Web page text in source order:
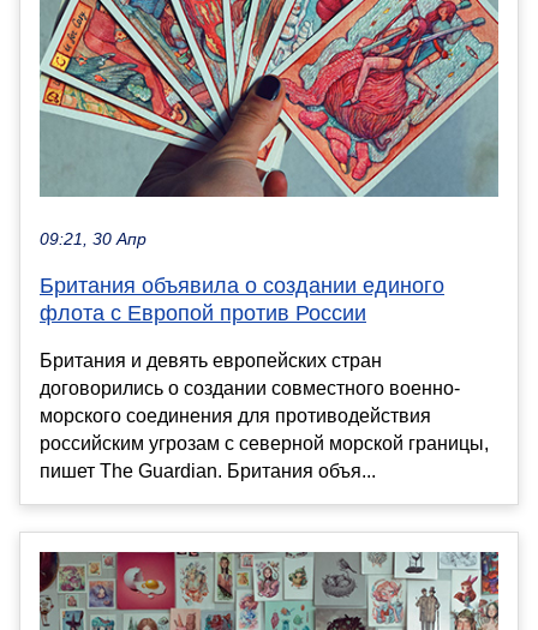
09:21, 30 Апр
Британия объявила о создании единого
флота с Европой против России
Британия и девять европейских стран
договорились о создании совместного военно-
морского соединения для противодействия
российским угрозам с северной морской границы,
пишет The Guardian. Британия объя...